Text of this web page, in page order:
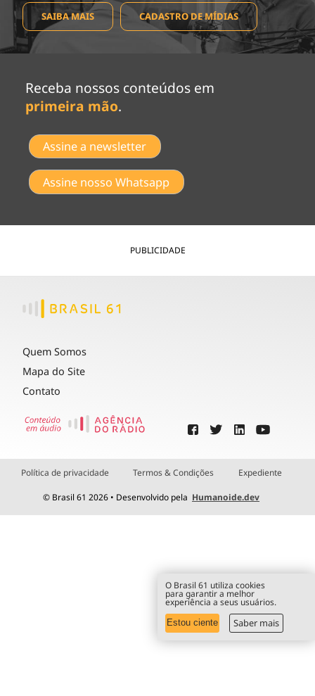
SAIBA MAIS CADASTRO DE MÍDIAS
Receba nossos conteúdos em
primeira mão.
Assine a newsletter
Assine nosso Whatsapp
PUBLICIDADE
Quem Somos
Mapa do Site
Contato
Política de privacidade Termos & Condições Expediente
© Brasil 61 2026 • Desenvolvido pela Humanoide.dev
O Brasil 61 utiliza cookies
para garantir a melhor
experiência a seus usuários.
Estou ciente Saber mais